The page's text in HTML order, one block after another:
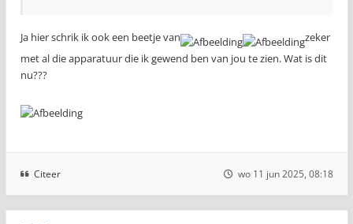
Ja hier schrik ik ook een beetje van
zeker
met al die apparatuur die ik gewend ben van jou te zien. Wat is dit
nu???
Citeer wo 11 jun 2025, 08:18